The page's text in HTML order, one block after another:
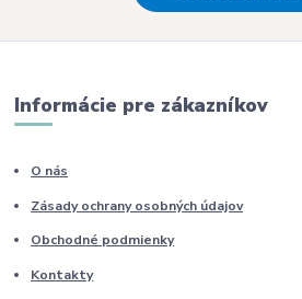
Informácie pre zákazníkov
O nás
Zásady ochrany osobných údajov
Obchodné podmienky
Kontakty